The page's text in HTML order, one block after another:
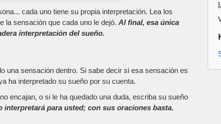
cada uno tiene su propia interpretación. Lea los
la sensación que cada uno le dejó. Al final, esa única
interpretación del sueño.
una sensación dentro. Si sabe decir si esa sensación es
ha interpretado su sueño por su cuenta.
encajan, o si le ha quedado una duda, escriba su sueño
interpretará para usted; con sus oraciones basta.